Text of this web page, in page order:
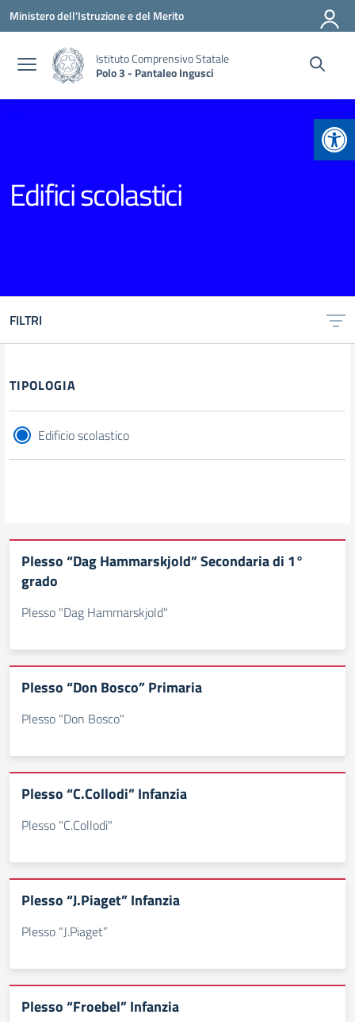
Vai ai contenuti
Vai al menu di navigazione
Vai al footer
Ministero dell'Istruzione e del Merito
Istituto Comprensivo Statale
Polo 3 - Pantaleo Ingusci
Edifici scolastici
FILTRI
Filtri
TIPOLOGIA
Edificio scolastico
Plesso “Dag Hammarskjold” Secondaria di 1°
grado
Plesso "Dag Hammarskjold"
Plesso “Don Bosco” Primaria
Plesso "Don Bosco"
Plesso “C.Collodi” Infanzia
Plesso "C.Collodi"
Plesso “J.Piaget” Infanzia
Plesso “J.Piaget”
Plesso “Froebel” Infanzia